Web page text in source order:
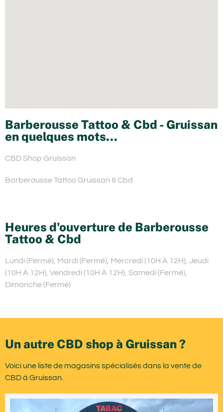
Barberousse Tattoo & Cbd - Gruissan
en quelques mots...
CBD Shop Gruissan
Barberousse Tattoo Gruissan & Cbd
Heures d'ouverture de Barberousse
Tattoo & Cbd
Lundi (Fermé), Mardi (Fermé), Mercredi (10H À 12H), Jeudi
(10H À 12H), Vendredi (10H À 12H), Samedi (Fermé),
Dimanche (Fermé)
Un autre CBD shop à Gruissan ?
Voici une liste de magasins spécialisés dans la vente de
CBD à Gruissan.